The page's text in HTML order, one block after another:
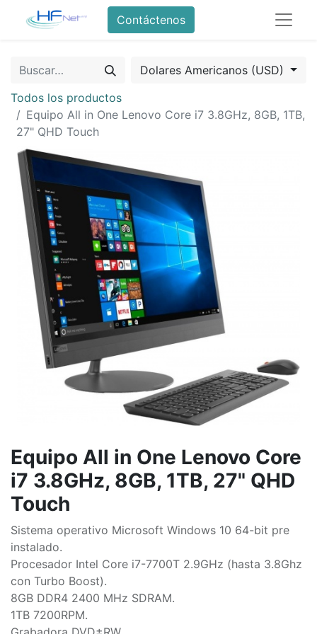
Contáctenos
Dolares Americanos (USD)
Todos los productos
Equipo All in One Lenovo Core i7 3.8GHz, 8GB, 1TB,
27" QHD Touch
Equipo All in One Lenovo Core
i7 3.8GHz, 8GB, 1TB, 27" QHD
Touch
Sistema operativo Microsoft Windows 10 64-bit pre
instalado.
Procesador Intel Core i7-7700T 2.9GHz (hasta 3.8Ghz
con Turbo Boost).
8GB DDR4 2400 MHz SDRAM.
1TB 7200RPM.